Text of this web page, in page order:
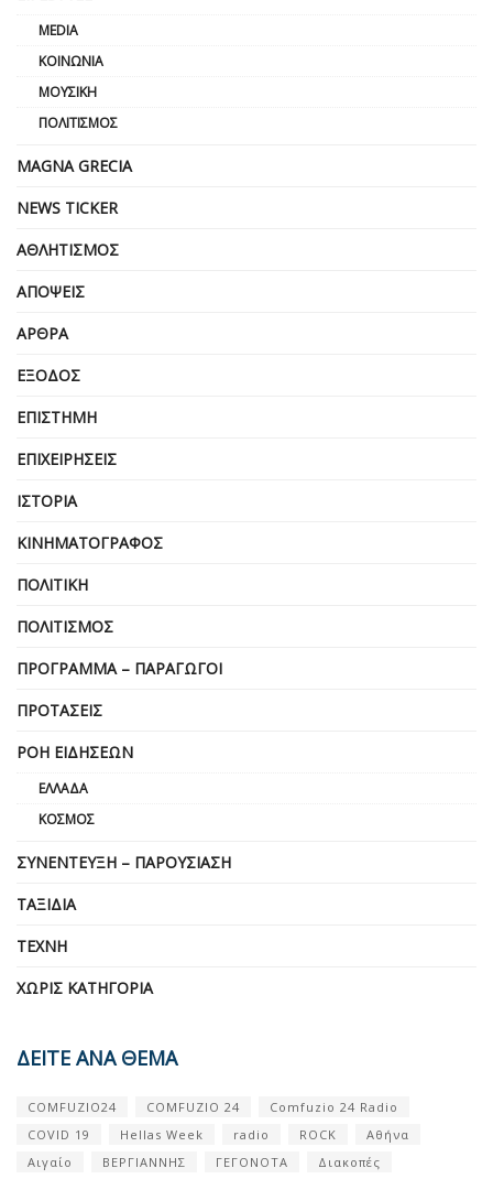
MEDIA
ΚΟΙΝΩΝΊΑ
ΜΟΥΣΙΚΉ
ΠΟΛΙΤΙΣΜΌΣ
MAGNA GRECIA
NEWS TICKER
ΑΘΛΗΤΙΣΜΌΣ
ΑΠΌΨΕΙΣ
ΆΡΘΡΑ
ΈΞΟΔΟΣ
ΕΠΙΣΤΉΜΗ
ΕΠΙΧΕΙΡΗΣΕΙΣ
ΙΣΤΟΡΊΑ
ΚΙΝΗΜΑΤΟΓΡΆΦΟΣ
ΠΟΛΙΤΙΚΉ
ΠΟΛΙΤΙΣΜΌΣ
ΠΡΌΓΡΑΜΜΑ – ΠΑΡΑΓΩΓΟΊ
ΠΡΟΤΆΣΕΙΣ
ΡΟΉ ΕΙΔΉΣΕΩΝ
ΕΛΛΆΔΑ
ΚΌΣΜΟΣ
ΣΥΝΈΝΤΕΥΞΗ – ΠΑΡΟΥΣΊΑΣΗ
ΤΑΞΊΔΙΑ
ΤΈΧΝΗ
ΧΩΡΊΣ ΚΑΤΗΓΟΡΊΑ
ΔΕΙΤΕ ΑΝΑ ΘΕΜΑ
COMFUZIO24 COMFUZIO 24
Comfuzio 24 Radio
COVID 19
Hellas Week radio ROCK
Αθήνα
Αιγαίο
ΒΕΡΓΙΑΝΝΗΣ ΓΕΓΟΝΟΤΑ Διακοπές